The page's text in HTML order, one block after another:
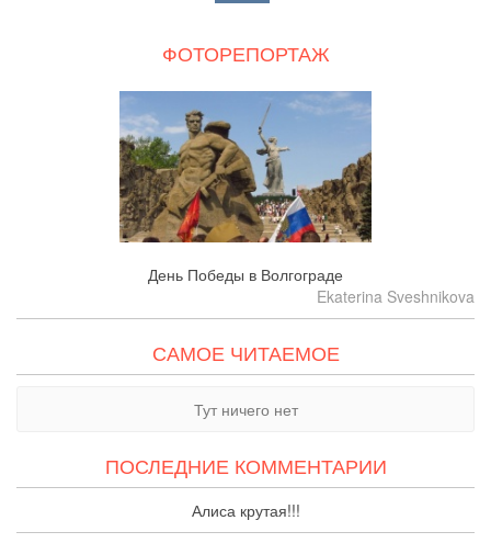
ФОТОРЕПОРТАЖ
День Победы в Волгограде
Ekaterina Sveshnikova
САМОЕ ЧИТАЕМОЕ
Тут ничего нет
ПОСЛЕДНИЕ КОММЕНТАРИИ
Алиса крутая!!!